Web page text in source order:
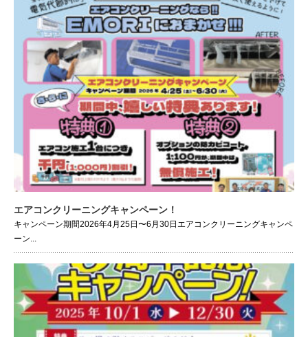
エアコンクリーニングキャンペーン！
キャンペーン期間2026年4月25日〜6月30日エアコンクリーニングキャンペ
ーン...